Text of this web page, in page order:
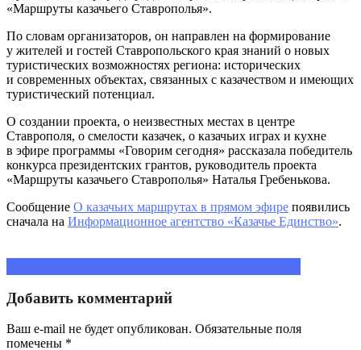
«Маршруты казачьего Ставрополья».
По словам организаторов, он направлен на формирование
у жителей и гостей Ставропольского края знаний о новых
туристических возможностях региона: исторических
и современных объектах, связанных с казачеством и имеющих
туристический потенциал.
О создании проекта, о неизвестных местах в центре
Ставрополя, о смелости казачек, о казачьих играх и кухне
в эфире программы «Говорим сегодня» рассказала победитель
конкурса президентских грантов, руководитель проекта
«Маршруты казачьего Ставрополья» Наталья Гребенькова.
Сообщение О казачьих маршрутах в прямом эфире появились
сначала на Информационное агентство «Казачье Единство».
Добавить комментарий
Ваш e-mail не будет опубликован. Обязательные поля
помечены *